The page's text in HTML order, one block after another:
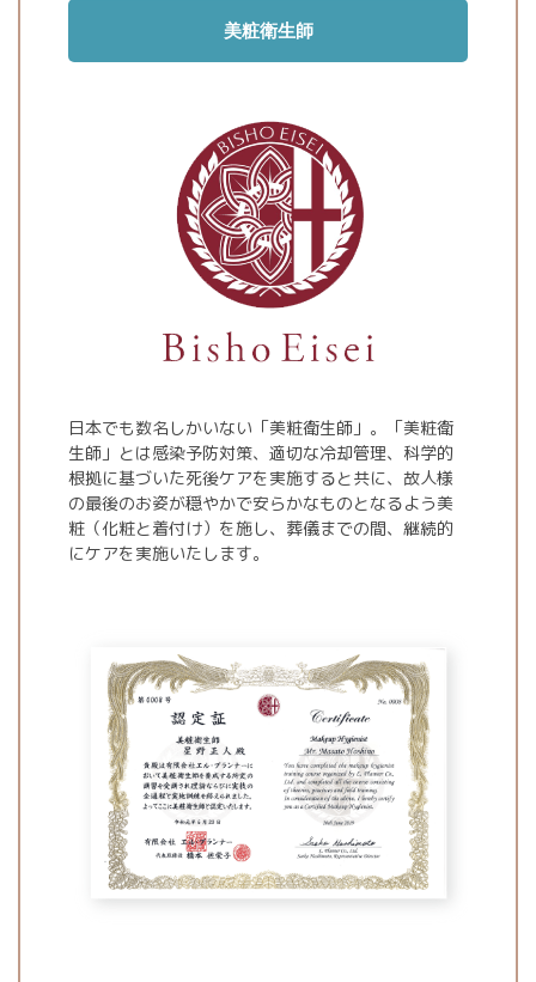
美粧衛生師
日本でも数名しかいない「美粧衛生師」。「美粧衛
生師」とは感染予防対策、適切な冷却管理、科学的
根拠に基づいた死後ケアを実施すると共に、故人様
の最後のお姿が穏やかで安らかなものとなるよう美
粧（化粧と着付け）を施し、葬儀までの間、継続的
にケアを実施いたします。